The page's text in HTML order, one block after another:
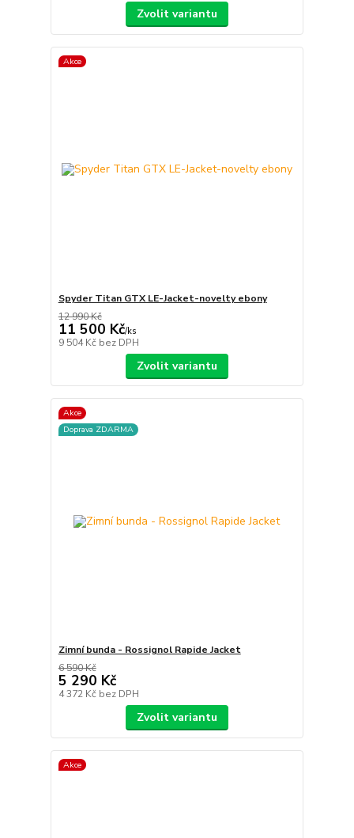
Zvolit variantu
Akce
Spyder Titan GTX LE-Jacket-novelty ebony
12 990 Kč
11 500 Kč/ks
9 504 Kč bez DPH
Zvolit variantu
Akce
Doprava ZDARMA
Zimní bunda - Rossignol Rapide Jacket
6 590 Kč
5 290 Kč
4 372 Kč bez DPH
Zvolit variantu
Akce